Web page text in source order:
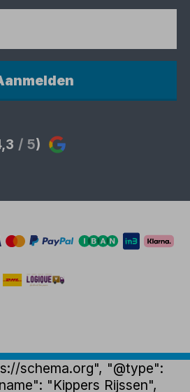
/ 5)
schema.org", "@type":
"Kippers Rijssen",